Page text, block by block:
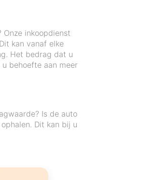
inkoopdienst
kan vanaf elke
Het bedrag dat u
behoefte aan meer
Is de auto
Dit kan bij u